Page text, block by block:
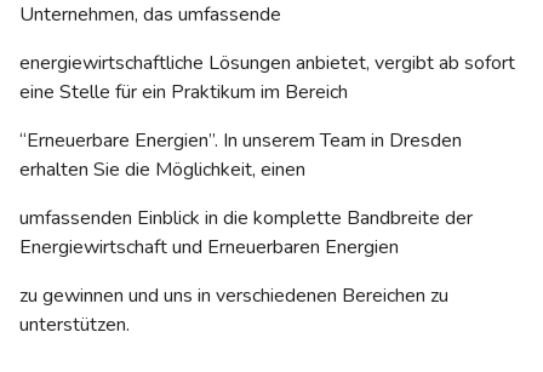
Unternehmen, das umfassende
energiewirtschaftliche Lösungen anbietet, vergibt ab sofort
eine Stelle für ein Praktikum im Bereich
“Erneuerbare Energien”. In unserem Team in Dresden
erhalten Sie die Möglichkeit, einen
umfassenden Einblick in die komplette Bandbreite der
Energiewirtschaft und Erneuerbaren Energien
zu gewinnen und uns in verschiedenen Bereichen zu
unterstützen.